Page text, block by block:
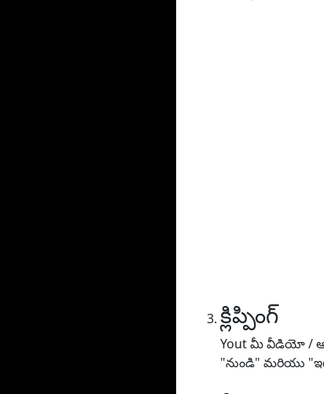
క్లిప్పింగ్
Yout మీ వీడియో /
"నుండి" మరియు